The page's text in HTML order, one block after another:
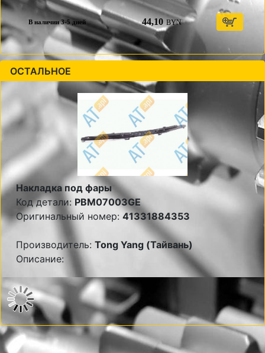
В наличии 3-5 дней 44,10 BYN
ОСТАЛЬНОЕ
Накладка под фары
Код детали: PBM07003GE
Оригинальный номер: 41331884353
Производитель: Tong Yang (Тайвань)
Описание: